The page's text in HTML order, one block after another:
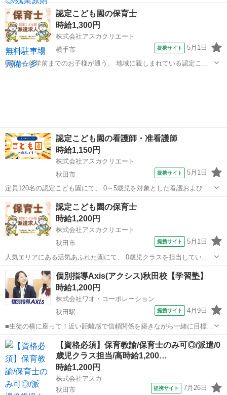
士の募集です☆彡 特定のクラスに固定されず、 園全体を見渡しながら
お子さまの成長を支えるやりがいがあります◎ お仕事内容は、 ●各ク
ラスの保育補助や見守...
秋田 秋田市 保育士
認定こども園の保育士
時給1,300円
株式会社アスカクリエート
横手市
提携サイト 5月1日
0歳から就学前までのお子様が通う、 地域に親しまれている認定こど
認定こども園の看護師・准看護師
時給1,150円
株式会社アスカクリエート
秋田市
提携サイト 5月1日
定員120名の認定こども園にて、 0～5歳児を対象とした看護および 保
育業務を担当していただく募集です♪ サッカーやスイミングにも力を
入れており、 活気あふれる環境でお仕事ができます◎ お仕事内容は、
●お子さまの健康管理...
秋田 秋田市 保育士
認定こども園の保育士
時給1,200円
株式会社アスカクリエート
秋田市
提携サイト 5月1日
人気エリアにある活気あふれた園にて、 0歳児クラスを担当していた
だく派遣の募集です♪ かわいいお子さまの成長を間近で見守りなが
ら、 ゆったりと保育に取り組める環境ですよ◎ お仕事内容は、 ●お子
さまの見守りや安全確認 ●ミ...
秋田 秋田市 保育士
個別指導Axis(アクシス)秋田校【学習塾】
時給1,200円
株式会社ワオ・コーポレーション
秋田駅
提携サイト 4月9日
■生徒の横に座って！近い距離感で信頼関係を築きながら一緒に目標を
目指しましょう 小学生、中学生、高校生（既卒を含む）への学習指導
をお任せします。基本的には先生1名に対し生徒2名を担当。オリジナ
ルのプリント教材やテキストを使っ...
秋田 秋田駅 塾講師
【資格必須】保育教諭/保育士のみ可◎/派遣/0
歳児クラス担当/高時給1,200…
時給1,200円
株式会社アスカ
秋田市
提携サイト 7月26日